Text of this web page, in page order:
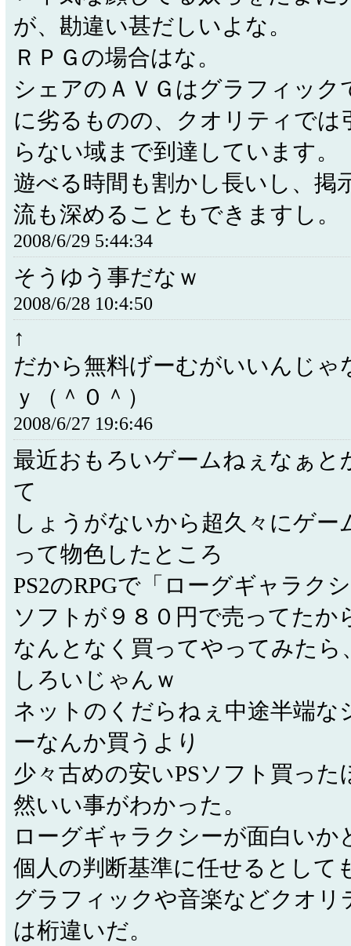
が、勘違い甚だしいよな。
ＲＰＧの場合はな。
シェアのＡＶＧはグラフィック
に劣るものの、クオリティでは
らない域まで到達しています。
遊べる時間も割かし長いし、掲
流も深めることもできますし。
2008/6/29 5:44:34
そうゆう事だなｗ
2008/6/28 10:4:50
↑
だから無料げーむがいいんじゃ
ｙ（＾０＾）
2008/6/27 19:6:46
最近おもろいゲームねぇなぁと
て
しょうがないから超久々にゲー
って物色したところ
PS2のRPGで「ローグギャラク
ソフトが９８０円で売ってたか
なんとなく買ってやってみたら
しろいじゃんｗ
ネットのくだらねぇ中途半端な
ーなんか買うより
少々古めの安いPSソフト買った
然いい事がわかった。
ローグギャラクシーが面白いか
個人の判断基準に任せるとして
グラフィックや音楽などクオリ
は桁違いだ。